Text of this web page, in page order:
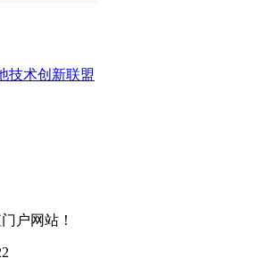
技术创新联盟
户网站！